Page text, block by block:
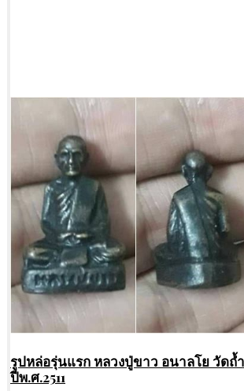
รูปหล่อรุ่นแรก หลวงปู่ขาว อนาลโย วัดถ้
ปีพ.ศ.2511